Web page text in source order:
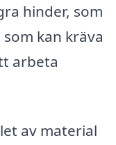
hinder, som
kan kräva
arbeta
av material